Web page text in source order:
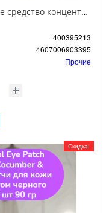
Циперметрин Профессиональное средство концентрат эмульсии 25% для уничтожения тараканов, мух,комаров, блох, клопов, муравьев, ос 50 мл
400395213
4607006903395
Прочие
Скидка!